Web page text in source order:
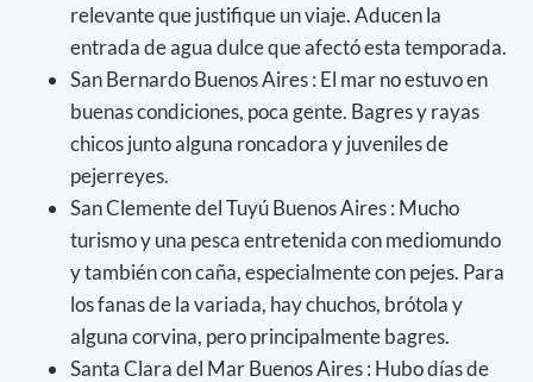
relevante que justifique un viaje. Aducen la
entrada de agua dulce que afectó esta temporada.
San Bernardo Buenos Aires : El mar no estuvo en
buenas condiciones, poca gente. Bagres y rayas
chicos junto alguna roncadora y juveniles de
pejerreyes.
San Clemente del Tuyú Buenos Aires : Mucho
turismo y una pesca entretenida con mediomundo
y también con caña, especialmente con pejes. Para
los fanas de la variada, hay chuchos, brótola y
alguna corvina, pero principalmente bagres.
Santa Clara del Mar Buenos Aires : Hubo días de